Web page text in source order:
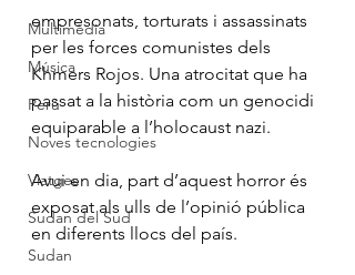
Multimèdia
Música
Perú
Noves tecnologies
Viatges
Sudan del Sud
Sudan
empresonats, torturats i assassinats
per les forces comunistes dels
Khmers Rojos. Una atrocitat que ha
passat a la història com un genocidi
equiparable a l’holocaust nazi.
Avui en dia, part d’aquest horror és
exposat als ulls de l’opinió pública
en diferents llocs del país.